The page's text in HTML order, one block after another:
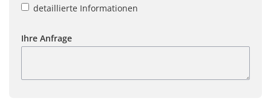
detaillierte Informationen
Ihre Anfrage